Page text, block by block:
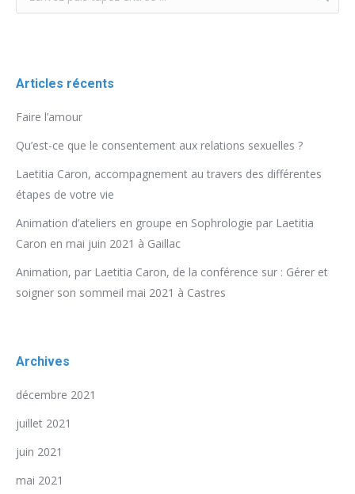
Articles récents
Faire l’amour
Qu’est-ce que le consentement aux relations sexuelles ?
Laetitia Caron, accompagnement au travers des différentes
étapes de votre vie
Animation d’ateliers en groupe en Sophrologie par Laetitia
Caron en mai juin 2021 à Gaillac
Animation, par Laetitia Caron, de la conférence sur : Gérer et
soigner son sommeil mai 2021 à Castres
Archives
décembre 2021
juillet 2021
juin 2021
mai 2021